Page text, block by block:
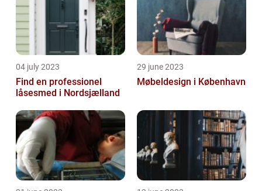
04 july 2023
Find en professionel
låsesmed i Nordsjælland
29 june 2023
Møbeldesign i København